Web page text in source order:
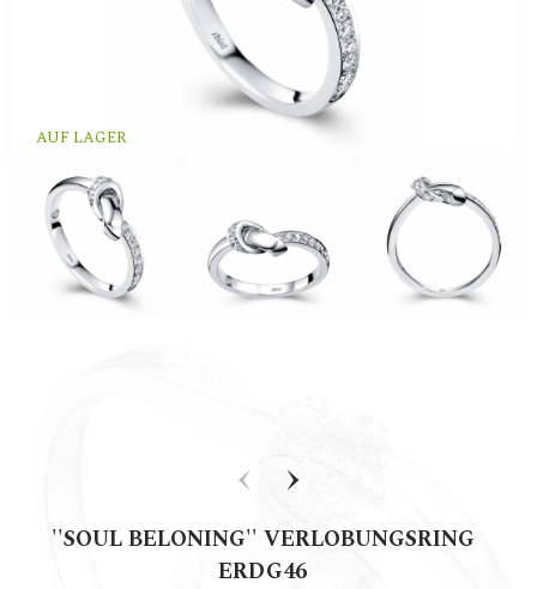
AUF LAGER
‹ ›
''SOUL BELONING'' VERLOBUNGSRING
ERDG46